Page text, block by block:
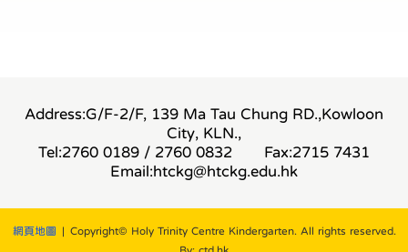
Address:G/F-2/F, 139 Ma Tau Chung RD.,Kowloon
City, KLN.,
Tel:2760 0189 / 2760 0832
Fax:2715 7431
Email:htckg@htckg.edu.hk
網頁地圖 | Copyright© Holy Trinity Centre Kindergarten. All rights reserved.